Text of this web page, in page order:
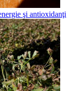
şi antioxidanţi